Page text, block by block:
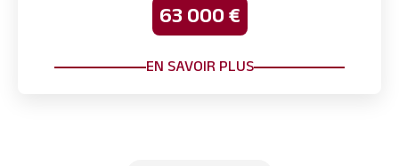
63 000 €
EN SAVOIR PLUS